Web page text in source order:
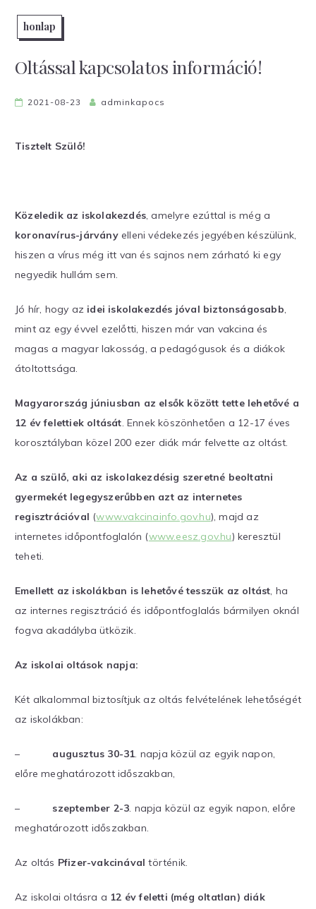
honlap
Oltással kapcsolatos információ!
2021-08-23 adminkapocs
Tisztelt Szülő!
Közeledik az iskolakezdés, amelyre ezúttal is még a
koronavírus-járványelleni védekezés jegyében készülünk,
hiszen a vírus még itt van és sajnos nem zárható ki egy
negyedik hullám sem.
Jó hír, hogy az idei iskolakezdés jóval biztonságosabb,
mint az egy évvel ezelőtti, hiszen már van vakcina és
magas a magyar lakosság, a pedagógusok és a diákok
átoltottsága.
Magyarország júniusban az elsők között tette lehetővé a
12 év felettiek oltását. Ennek köszönhetően a 12-17 éves
korosztályban közel 200 ezer diák már felvette az oltást.
Az a szülő, aki az iskolakezdésig szeretné beoltatni
gyermekét legegyszerűbben azt az internetes
regisztrációval (www.vakcinainfo.gov.hu), majd az
internetes időpontfoglalón (www.eesz.gov.hu) keresztül
teheti.
Emellett az iskolákban is lehetővé tesszük az oltást, ha
az internes regisztráció és időpontfoglalás bármilyen oknál
fogva akadályba ütközik.
Az iskolai oltások napja:
Két alkalommal biztosítjuk az oltás felvételének lehetőségét
az iskolákban:
– augusztus 30-31. napja közül az egyik napon,
előre meghatározott időszakban,
– szeptember 2-3. napja közül az egyik napon, előre
meghatározott időszakban.
Az oltás Pfizer-vakcinával történik.
Az iskolai oltásra a 12 év feletti (még oltatlan) diák